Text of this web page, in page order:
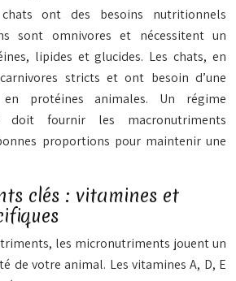
ont des besoins nutritionnels
sont omnivores et nécessitent un
lipides et glucides. Les chats, en
stricts et ont besoin d’une
protéines animales. Un régime
doit fournir les macronutriments
proportions pour maintenir une
clés : vitamines et
les micronutriments jouent un
de votre animal. Les vitamines A, D, E